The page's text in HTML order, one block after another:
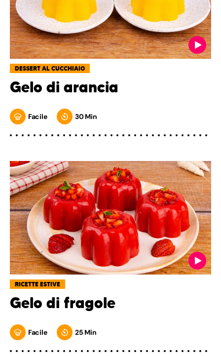
DESSERT AL CUCCHIAIO
Gelo di arancia
Facile 30 Min
RICETTE ESTIVE
Gelo di fragole
Facile 25 Min